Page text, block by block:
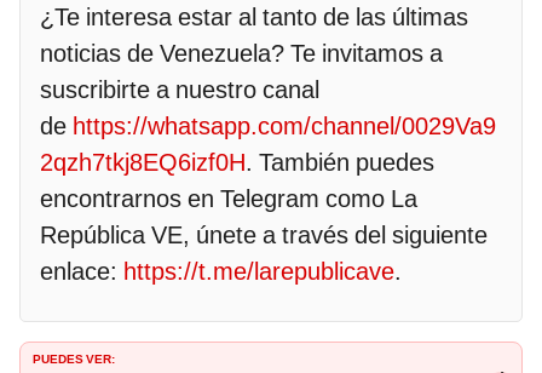
¿Te interesa estar al tanto de las últimas
noticias de Venezuela? Te invitamos a
suscribirte a nuestro canal
de https://whatsapp.com/channel/0029Va9
2qzh7tkj8EQ6izf0H. También puedes
encontrarnos en Telegram como La
República VE, únete a través del siguiente
enlace: https://t.me/larepublicave.
PUEDES VER: